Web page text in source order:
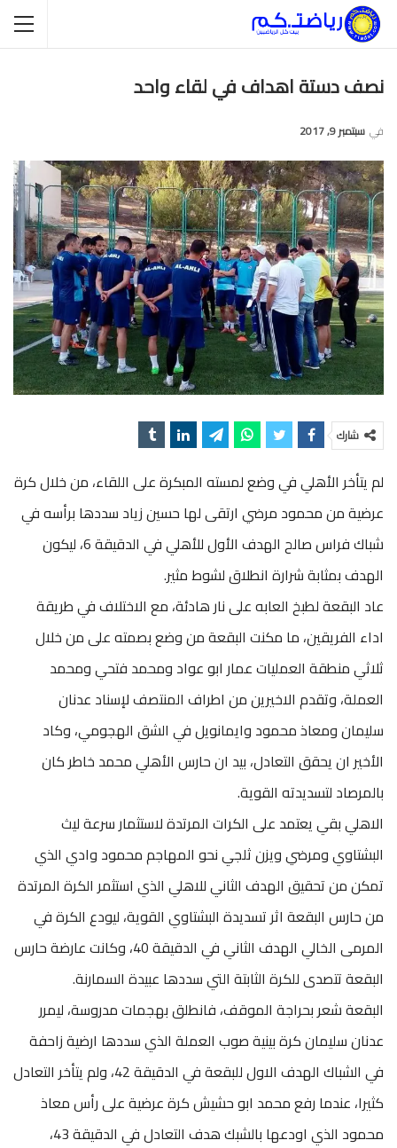
نصف دستة اهداف في لقاء واحد
في سبتمبر 9, 2017
شارك
لم يتأخر الأهلي في وضع لمسته المبكرة على اللقاء، من خلال كرة
عرضية من محمود مرضي ارتقى لها حسين زياد سددها برأسه في
شباك فراس صالح الهدف الأول للأهلي في الدقيقة 6، ليكون
الهدف بمثابة شرارة انطلاق لشوط مثير.
عاد البقعة لطبخ العابه على نار هادئة، مع الاختلاف في طريقة
اداء الفريقين، ما مكنت البقعة من وضع بصمته على من خلال
ثلاثي منطقة العمليات عمار ابو عواد ومحمد فتحي ومحمد
العملة، وتقدم الاخيرين من اطراف المنتصف لإسناد عدنان
سليمان ومعاذ محمود وايمانويل في الشق الهجومي، وكاد
الأخير ان يحقق التعادل، بيد ان حارس الأهلي محمد خاطر كان
بالمرصاد لتسديدته القوية.
الاهلي بقي يعتمد على الكرات المرتدة لاستثمار سرعة ليث
البشتاوي ومرضي ويزن ثلجي نحو المهاجم محمود وادي الذي
تمكن من تحقيق الهدف الثاني للاهلي الذي استثمر الكرة المرتدة
من حارس البقعة اثر تسديدة البشتاوي القوية، ليودع الكرة في
المرمى الخالي الهدف الثاني في الدقيقة 40، وكانت عارضة حارس
البقعة تتصدى للكرة الثابتة التي سددها عبيدة السمارنة.
البقعة شعر بحراجة الموقف، فانطلق بهجمات مدروسة، ليمرر
عدنان سليمان كرة بينية صوب العملة الذي سددها ارضية زاحفة
في الشباك الهدف الاول للبقعة في الدقيقة 42، ولم يتأخر التعادل
كثيرا، عندما رفع محمد ابو حشيش كرة عرضية على رأس معاذ
محمود الذي اودعها بالشبك هدف التعادل في الدقيقة 43،